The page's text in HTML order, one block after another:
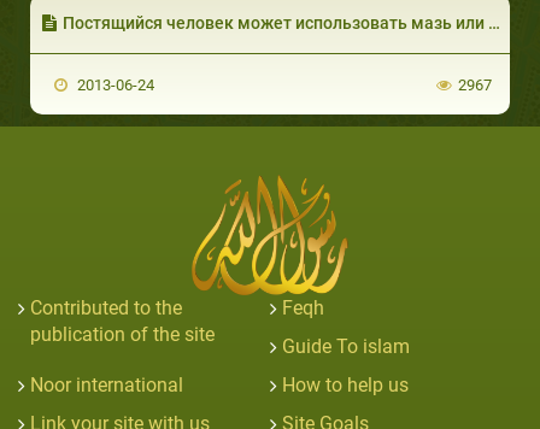
Постящийся человек может использовать мазь или крем от геморроя
2013-06-24 2967
Contributed to the
publication of the site
Feqh
Guide To islam
Noor international
How to help us
Link your site with us
Site Goals